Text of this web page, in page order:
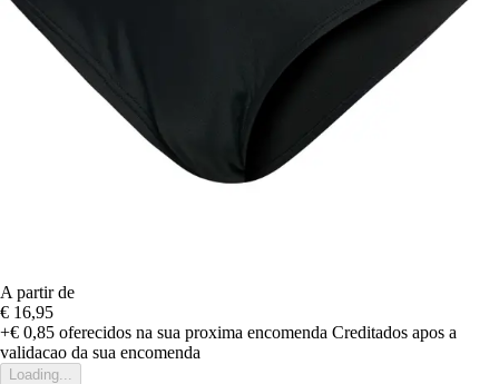
A partir de
€ 16,95
+€ 0,85 oferecidos na sua proxima encomenda Creditados apos a
validacao da sua encomenda
Loading...